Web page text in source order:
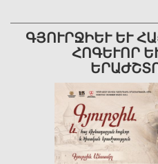
ԳՅՈՒՐՋԻԵՒ ԵՒ
ԳԵՒՈՐ ԵՒ